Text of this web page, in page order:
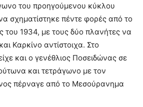
του προηγούμενου κύκλου
σχηματίστηκε πέντε φορές από το
του 1934, με τους δύο πλανήτες να
Καρκίνο αντίστοιχα. Στο
και ο γενέθλιος Ποσειδώνας σε
και τετράγωνο με τον
πέρναγε από το Μεσούρανημα